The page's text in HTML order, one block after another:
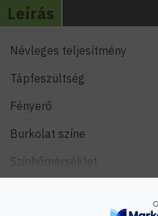
Leírás
Névleges teljesítmény
Tápfeszültség
Fényerő
Burkolat színe
Színhőmérséklet